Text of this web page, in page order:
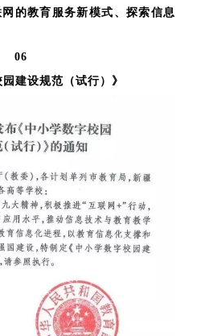
的教育服务新模式、探索信息
06
园建设规范（试行）》